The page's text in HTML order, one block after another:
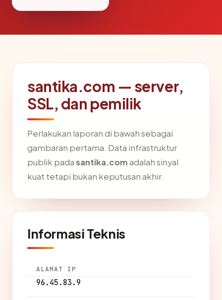
santika.com — server,
SSL, dan pemilik
Perlakukan laporan di bawah sebagai
gambaran pertama. Data infrastruktur
publik padasantika.comadalah sinyal
kuat tetapi bukan keputusan akhir.
Informasi Teknis
ALAMAT IP
96.45.83.9